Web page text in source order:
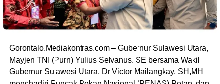
Gorontalo.Mediakontras.com – Gubernur Sulawesi Utara,
Mayjen TNI (Purn) Yulius Selvanus, SE bersama Wakil
Gubernur Sulawesi Utara, Dr Victor Mailangkay, SH,MH